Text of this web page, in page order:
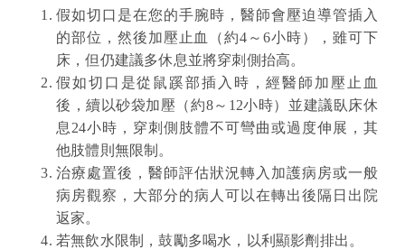
假如切口是在您的手腕時，醫師會壓迫導管插入
的部位，然後加壓止血（約4～6小時），雖可下
床，但仍建議多休息並將穿刺側抬高。
假如切口是從鼠蹊部插入時，經醫師加壓止血
後，續以砂袋加壓（約8～ 12小時）並建議臥床休
息24小時，穿刺側肢體不可彎曲或過度伸展，其
他肢體則無限制。
治療處置後，醫師評估狀況轉入加護病房或一般
病房觀察，大部分的病人可以在轉出後隔日出院
返家。
若無飲水限制，鼓勵多喝水，以利顯影劑排出。